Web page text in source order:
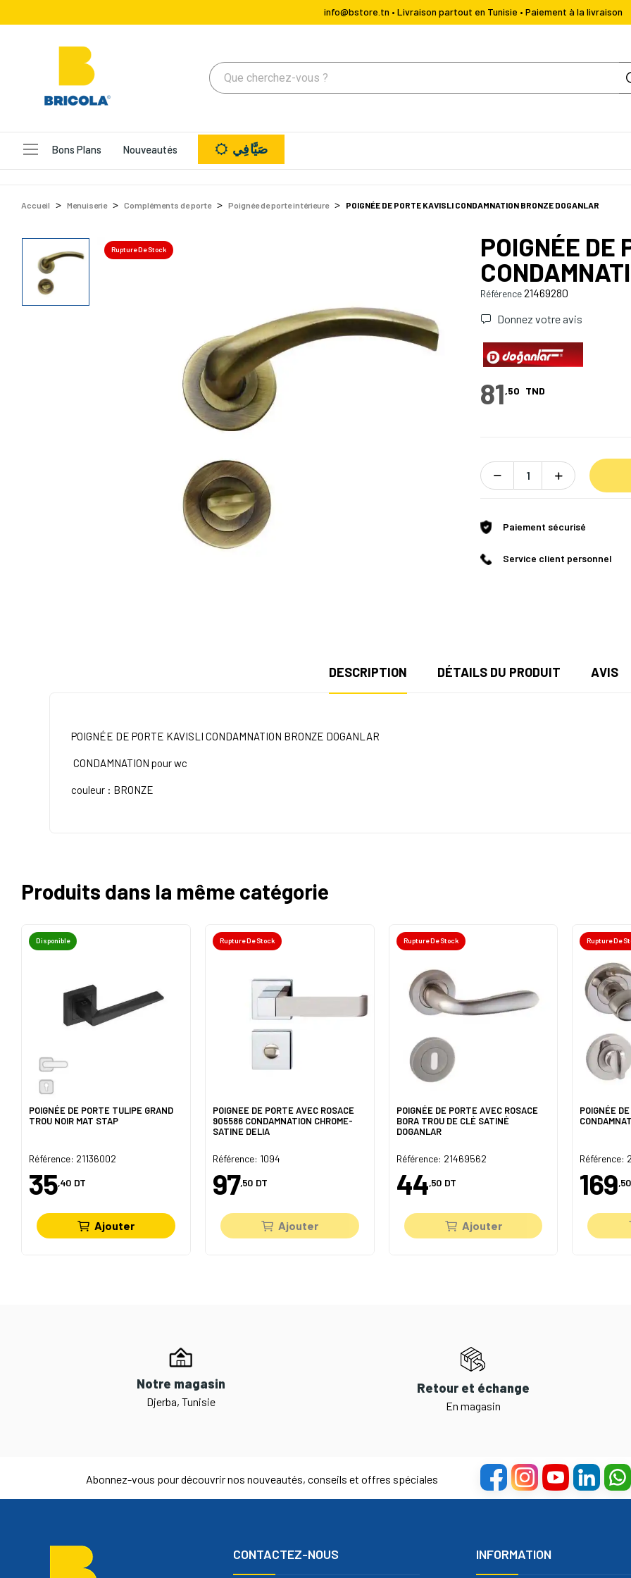
info@bstore.tn • Livraison partout en Tunisie • Paiement à la livraison
Bons Plans Nouveautés صَيَّافِي
Accueil Menuiserie Compléments de porte Poignée de porte intérieure POIGNÉE DE PORTE KAVISLI CONDAMNATION BRONZE DOGANLAR
Rupture De Stock
POIGNÉE DE
Référence21469280
Donnez votre avis
81,50 TND
Paiement sécurisé
Service client personnel
DESCRIPTION DÉTAILS DU PRODUIT AVIS
POIGNÉE DE PORTE KAVISLI CONDAMNATION BRONZE DOGANLAR
CONDAMNATION pour wc
couleur : BRONZE
Produits dans la même catégorie
Disponible
POIGNÉE DE PORTE TULIPE GRAND
TROU NOIR MAT STAP
Référence: 21136002
35,40 DT
Ajouter
Rupture De Stock
POIGNEE DE PORTE AVEC ROSACE
905586 CONDAMNATION CHROME-
SATINE DELIA
Référence: 1094
97,50 DT
Ajouter
Rupture De Stock
POIGNÉE DE PORTE AVEC ROSACE
BORA TROU DE CLÉ SATINÉ
DOGANLAR
Référence: 21469562
44,50 DT
Ajouter
Rupture De
POIGNÉE
Référence:
169,50
Notre magasin
Djerba, Tunisie
Retour et échange
En magasin
Abonnez-vous pour découvrir nos nouveautés, conseils et offres spéciales
CONTACTEZ-NOUS INFORMATION